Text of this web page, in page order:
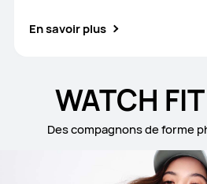
En savoir plus
WATCH
Des compagnons de forme